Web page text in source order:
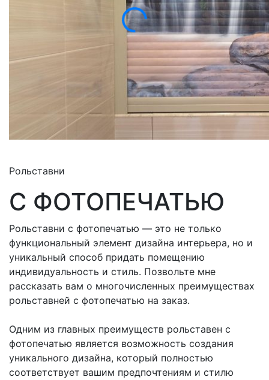
Рольставни
С ФОТОПЕЧАТЬЮ
Рольставни с фотопечатью — это не только
функциональный элемент дизайна интерьера, но и
уникальный способ придать помещению
индивидуальность и стиль. Позвольте мне
рассказать вам о многочисленных преимуществах
рольставней с фотопечатью на заказ.
Одним из главных преимуществ рольставен с
фотопечатью является возможность создания
уникального дизайна, который полностью
соответствует вашим предпочтениям и стилю